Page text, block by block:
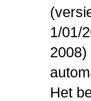
1/01/
Het